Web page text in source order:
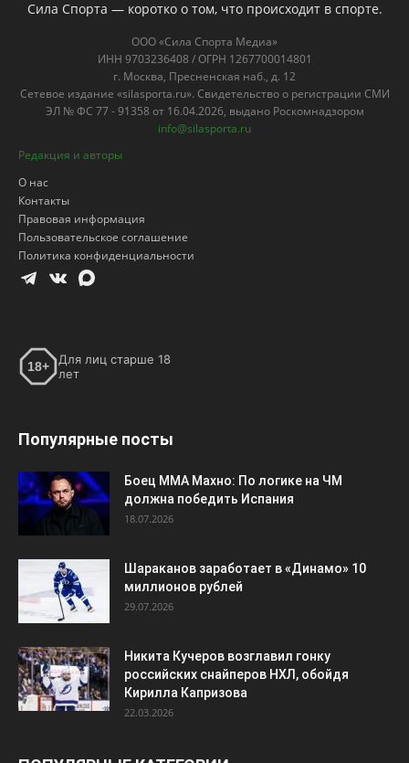
Сила Спорта — коротко о том, что происходит в спорте.
ООО «Сила Спорта Медиа»
ИНН 9703236408 / ОГРН 1267700014801
г. Москва, Пресненская наб., д. 12
Сетевое издание «silasporta.ru». Свидетельство о регистрации СМИ
ЭЛ № ФС 77 - 91358 от 16.04.2026, выдано Роскомнадзором
info@silasporta.ru
Редакция и авторы
О нас
Контакты
Правовая информация
Пользовательское соглашение
Политика конфиденциальности
18+
Для лиц старше 18
лет
Популярные посты
Боец ММА Махно: По логике на ЧМ
должна победить Испания
18.07.2026
Шараканов заработает в «Динамо» 10
миллионов рублей
29.07.2026
Никита Кучеров возглавил гонку
российских снайперов НХЛ, обойдя
Кирилла Капризова
22.03.2026